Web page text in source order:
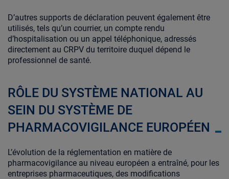
D’autres supports de déclaration peuvent également être
utilisés, tels qu’un courrier, un compte rendu
d’hospitalisation ou un appel téléphonique, adressés
directement au CRPV du territoire duquel dépend le
professionnel de santé.
RÔLE DU SYSTÈME NATIONAL AU
SEIN DU SYSTÈME DE
PHARMACOVIGILANCE EUROPÉEN
L’évolution de la réglementation en matière de
pharmacovigilance au niveau européen a entraîné, pour les
entreprises pharmaceutiques, des modifications